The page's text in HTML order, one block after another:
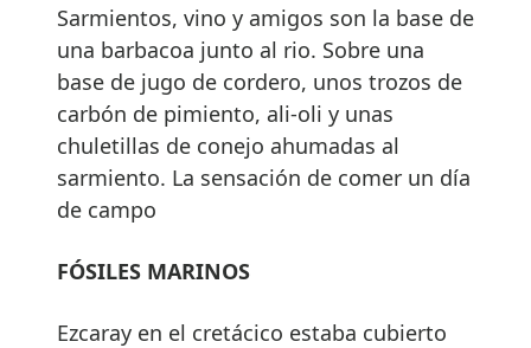
Sarmientos, vino y amigos son la base de
una barbacoa junto al rio. Sobre una
base de jugo de cordero, unos trozos de
carbón de pimiento, ali-oli y unas
chuletillas de conejo ahumadas al
sarmiento. La sensación de comer un día
de campo
FÓSILES MARINOS
Ezcaray en el cretácico estaba cubierto